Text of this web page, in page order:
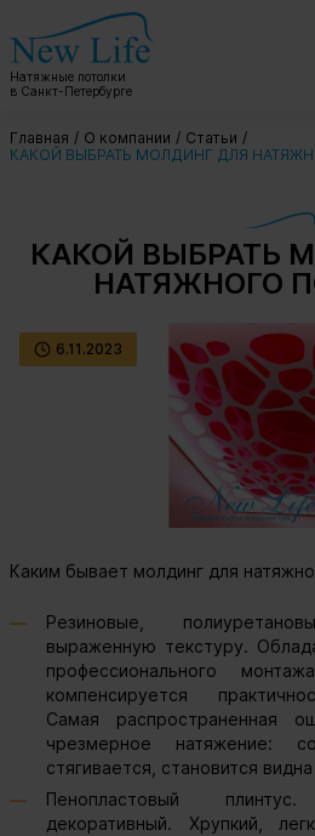
Натяжные потолки
в Санкт-Петербурге
Главная О компании
Статьи
КАКОЙ ВЫБРАТЬ МОЛДИНГ ДЛЯ
КАКОЙ ВЫБРАТЬ
НАТЯЖНОГО
6.11.2023
Каким бывает молдинг для
Резиновые,
выраженную текстуру.
профессионального
компенсируется
Самая распространенная
чрезмерное натяжение:
стягивается, становится
Пенопластовый
декоративный. Хрупкий,